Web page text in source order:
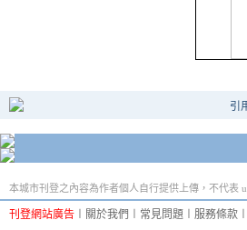
引
本城市刊登之內容為作者個人自行提供上傳，不代表
刊登網站廣告 關於我們 常見問題 服務條款